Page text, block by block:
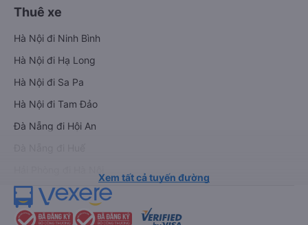
Thuê xe
Hà Nội đi Ninh Bình
Hà Nội đi Hạ Long
Hà Nội đi Sa Pa
Hà Nội đi Tam Đảo
Đà Nẵng đi Hội An
Xem tất cả tuyến đường